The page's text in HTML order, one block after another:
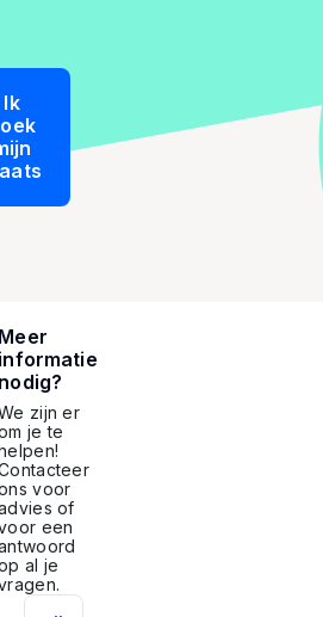
Ik
zijn er
je te
voor
of
een
al je